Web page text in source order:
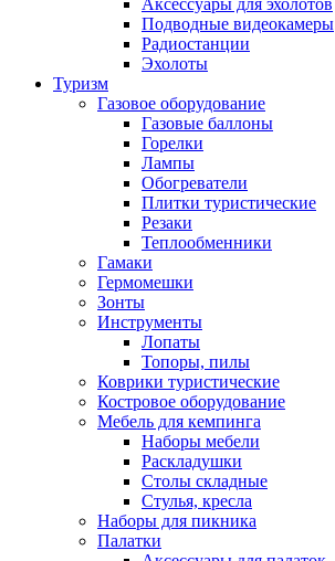
Аксессуары для эхолотов
Подводные видеокамеры
Радиостанции
Эхолоты
Туризм
Газовое оборудование
Газовые баллоны
Горелки
Лампы
Обогреватели
Плитки туристические
Резаки
Теплообменники
Гамаки
Гермомешки
Зонты
Инструменты
Лопаты
Топоры, пилы
Коврики туристические
Костровое оборудование
Мебель для кемпинга
Наборы мебели
Раскладушки
Столы складные
Стулья, кресла
Наборы для пикника
Палатки